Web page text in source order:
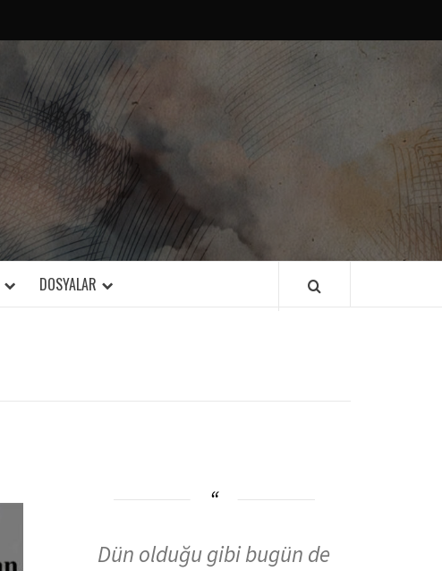
DOSYALAR
Dün olduğu gibi bugün de